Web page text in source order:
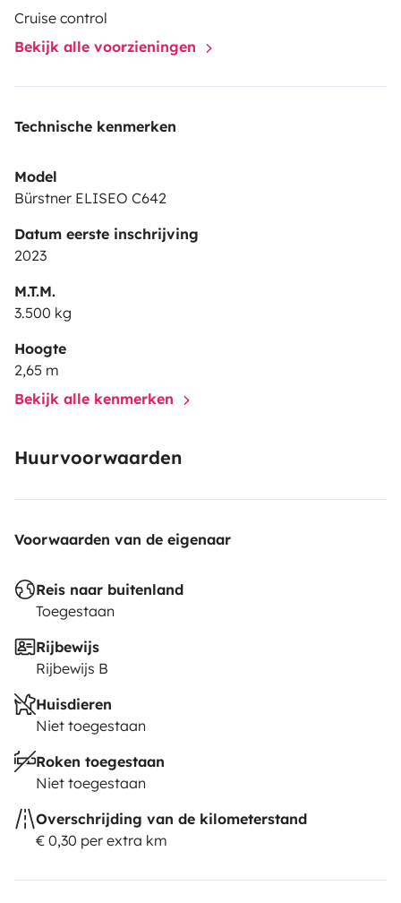
Cruise control
Bekijk alle voorzieningen
Technische kenmerken
Model
Bürstner ELISEO C642
Datum eerste inschrijving
2023
M.T.M.
3.500 kg
Hoogte
2,65 m
Bekijk alle kenmerken
Huurvoorwaarden
Voorwaarden van de eigenaar
Reis naar buitenland
Toegestaan
Rijbewijs
Rijbewijs B
Huisdieren
Niet toegestaan
Roken toegestaan
Niet toegestaan
Overschrijding van de kilometerstand
€ 0,30 per extra km